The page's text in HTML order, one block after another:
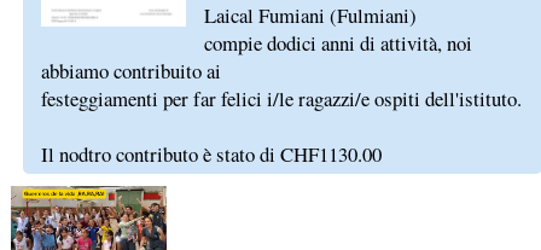
Laical Fumiani (Fulmiani)
compie dodici anni di attività, noi
abbiamo contribuito ai
festeggiamenti per far felici i/le ragazzi/e ospiti dell'istituto.
Il nodtro contributo è stato di CHF1130.00